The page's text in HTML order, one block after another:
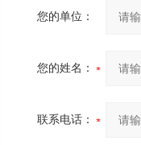
您的单位：
您的姓名：
联系电话：